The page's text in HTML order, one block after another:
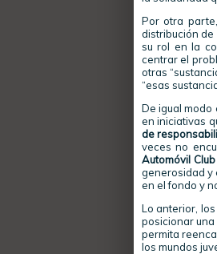
Por otra parte,
distribución
su rol en la
centrar el
otras
“esas
De igual modo
en iniciativas
de
veces no
Automóvil
generosidad y
en el fondo y
Lo anterior,
posicionar
permita
los mundos